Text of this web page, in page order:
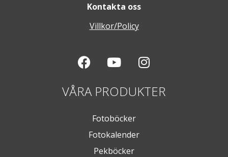
Kontakta oss
Villkor/Policy
VÅRA PRODUKTER
Fotoböcker
Fotokalender
Pekböcker